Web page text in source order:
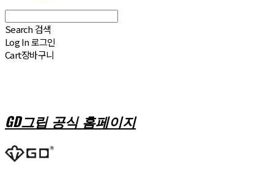
Search 검색
Log In로그인
Cart장바구니
GD그립 공식 홈페이지